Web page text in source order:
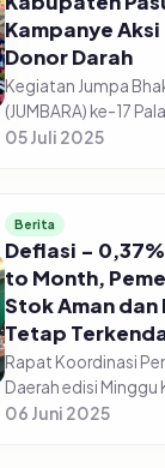
Kampanye
Donor Darah
Kegiatan Jumpa
(JUMBARA) ke-17
(PMR) PMI
a...
05 Juli 2025
Berita
Deflasi -
to Month,
Stok Aman dan
Tetap
Rapat Koordinasi
Daerah edisi Minggu
Badan Pusat
06 Juni 2025